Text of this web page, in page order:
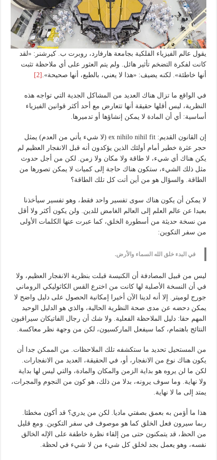
يقول عالم الفيزياء الفلكية بجامعة هارفارد، روبرت ب. كيرشنر: «لقد
كانت لفكرة التضخم تأثير هائل. ولم يتم العثور على أي ملاحظة تثبت
أنها خاطئة». لكنه يضيف: «هذا لا يعني، بالطبع، أنها صحيحة». [2]
في الواقع ما تزال هناك العديد من المشاكل الجدية التي تواجه هذه
النظرية، ليس أقلها حقيقة أنها تتعارض مع أحد أكثر قوانين الفيزياء
أساسية: أي أن المادة لا يمكن إنشاؤها أو تدميرها.
إن القانون القديم: ex nihilo nihil fit (لا شيء يأتي من العدم) يمثل
حجر عثرة خطير أمام أولئك الذين يؤكدون أنه قبل الانفجار العظيم لم
يكن هناك أي شيء، لا طاقة ولا مكان ولا زمن. لكن من أجل حدوث
مثل ذلك الشيء، ستكون هناك حاجة إلى كميات لا يمكن تصورها من
الطاقة. والسؤال هو من أين أتت كل تلك الطاقة؟
لا يمكن أن يكون هناك سوى تفسير واحد فقط، وهو تفسير سيأخذنا
بعيدا عن عالم العلم إلى العالم الغامض للدين. ولن يكون أكثر ولا أقل
من نسخة حديثة من أسطورة الخلق، كما عبرت عنها الكلمات الأولى
من سفر التكوين:
في البدء خلق الله السماء والأرض.
ليس من قبيل المصادفة أن الكنيسة قبلت بنظرية الانفجار العظيم، ولا
في أن النسخة الأصلية لها كانت من اخترع القس الكاثوليكي الروماني
جورج لوميتر. إلا أنه لدينا الآن أخيرا إمكانية الحصول على دليل واضح لا
يمكن دحضه عن مدى صحة النظرية الحالية، والذي هو الدليل الوحيد
المهم حقا: دليل الملاحظة الفعلية. ولا شك أن رجال الفاتيكان سيراقبون
النتائج باهتمام، كما سيفعل الماركسيون، لكن من وجهة نظر معاكسة.
من المستحيل تحديد ما ستكشفه تلك الملاحظات. من الممكن جدا أن
يكون هناك نوع من الانفجار، أو، في الحقيقة، العديد من الانفجارات.
لكن ما لن يروه هو بداية الزمن والمكان والمادة، والتي ليس لها بداية
ولا نهاية. وما سوف يرونه، بدلا من ذلك، هو كون من النجوم والمجرات،
يمتد إلى ما لا نهاية.
هذا ما أؤمن به بعمق بصفتي ماديا. لكن من يدري؟ قد أكون مخطئا.
ربما سيرون فعل الخلق كما هو موصوف في سفر التكوين. ومع قليل
من الحظ، قد يتمكنون حتى من إلقاء نظرة خاطفة على الإله الخالق
نفسه، وهو يعمل بجد لخلق كل شيء من لا شيء في لحظة.